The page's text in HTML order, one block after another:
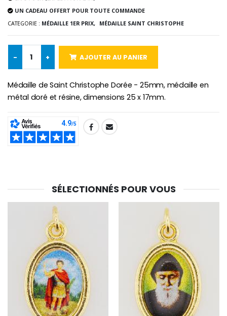
€4.95
-25%
€58.50
€4.90
€2.50
€23.00
UN CADEAU OFFERT POUR TOUTE COMMANDE
CATEGORIE : MÉDAILLE 1ER PRIX, MÉDAILLE SAINT CHRISTOPHE
- + AJOUTER AU PANIER
Médaille de Saint Christophe Dorée - 25mm, médaille en
métal doré et résine, dimensions 25 x 17mm.
SHARE:
SÉLECTIONNÉS POUR VOUS